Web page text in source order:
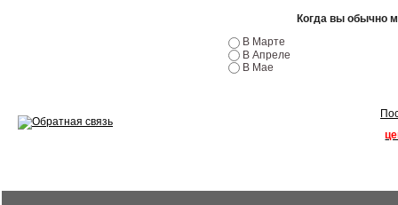
Когда вы обычно
В Марте
В Апреле
В Мае